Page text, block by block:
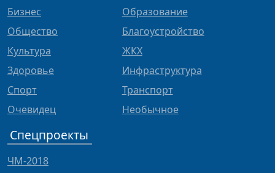
Бизнес
Общество
Культура
Здоровье
Спорт
Очевидец
Образование
Благоустройство
ЖКХ
Инфраструктура
Транспорт
Необычное
Спецпроекты
ЧМ-2018